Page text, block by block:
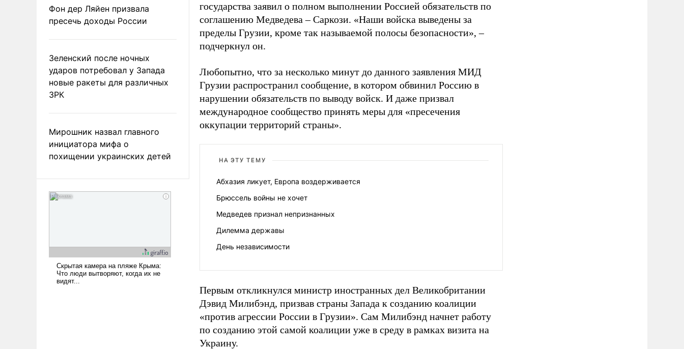
Фон дер Ляйен призвала
пресечь доходы России
Зеленский после ночных
ударов потребовал у Запада
новые ракеты для различных
ЗРК
Мирошник назвал главного
инициатора мифа о
похищении украинских детей
государства заявил о полном выполнении Россией обязательств по
соглашению Медведева – Саркози. «Наши войска выведены за
пределы Грузии, кроме так называемой полосы безопасности», –
подчеркнул он.
Любопытно, что за несколько минут до данного заявления МИД
Грузии распространил сообщение, в котором обвинил Россию в
нарушении обязательств по выводу войск. И даже призвал
международное сообщество принять меры для «пресечения
оккупации территорий страны».
НА ЭТУ ТЕМУ
Абхазия ликует, Европа воздерживается
Брюссель войны не хочет
Медведев признал непризнанных
Дилемма державы
День независимости
Первым откликнулся министр иностранных дел Великобритании
Дэвид Милибэнд, призвав страны Запада к созданию коалиции
«против агрессии России в Грузии». Сам Милибэнд начнет работу
по созданию этой самой коалиции уже в среду в рамках визита на
Украину.